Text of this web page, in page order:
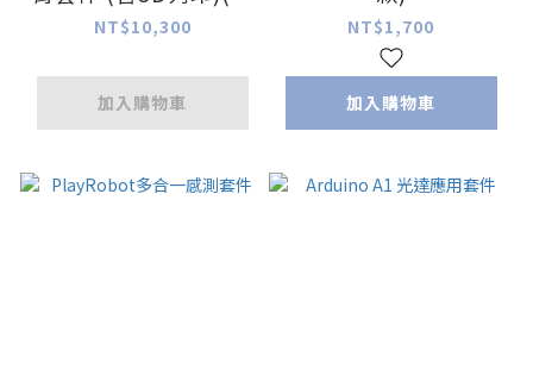
組裝)
NT$10,300
加入購物車
NT$1,700
加入購物車